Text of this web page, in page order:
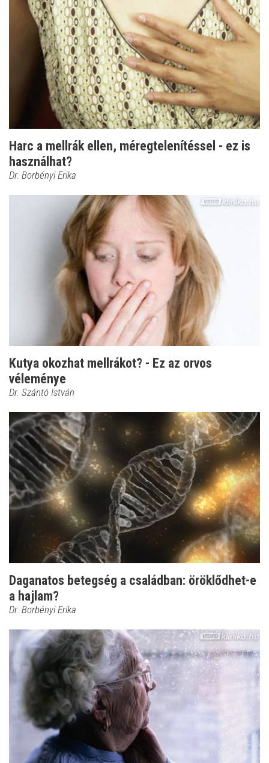
Harc a mellrák ellen, méregtelenítéssel - ez is
használhat?
Dr. Borbényi Erika
Kutya okozhat mellrákot? - Ez az orvos
véleménye
Dr. Szántó István
Daganatos betegség a családban: öröklődhet-e
a hajlam?
Dr. Borbényi Erika